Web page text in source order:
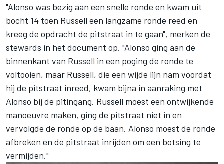
"Alonso was bezig aan een snelle ronde en kwam uit
bocht 14 toen Russell een langzame ronde reed en
kreeg de opdracht de pitstraat in te gaan", merken de
stewards in het document op. "Alonso ging aan de
binnenkant van Russell in een poging de ronde te
voltooien, maar Russell, die een wijde lijn nam voordat
hij de pitstraat inreed, kwam bijna in aanraking met
Alonso bij de pitingang. Russell moest een ontwijkende
manoeuvre maken, ging de pitstraat niet in en
vervolgde de ronde op de baan. Alonso moest de ronde
afbreken en de pitstraat inrijden om een botsing te
vermijden."